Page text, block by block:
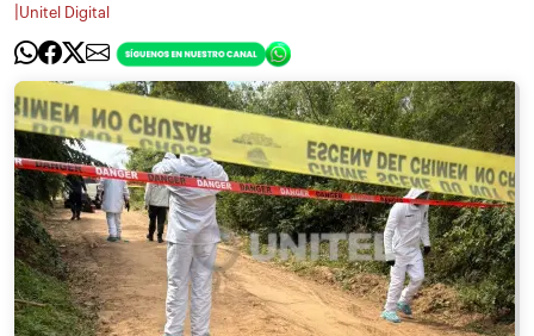
Unitel Digital